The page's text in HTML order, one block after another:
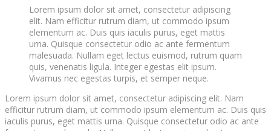
Lorem ipsum dolor sit amet, consectetur adipiscing
elit. Nam efficitur rutrum diam, ut commodo ipsum
elementum ac. Duis quis iaculis purus, eget mattis
urna. Quisque consectetur odio ac ante fermentum
malesuada. Nullam eget lectus euismod, rutrum quam
quis, venenatis ligula. Integer egestas elit ipsum.
Vivamus nec egestas turpis, et semper neque.
Lorem ipsum dolor sit amet, consectetur adipiscing elit. Nam
efficitur rutrum diam, ut commodo ipsum elementum ac. Duis quis
iaculis purus, eget mattis urna. Quisque consectetur odio ac ante